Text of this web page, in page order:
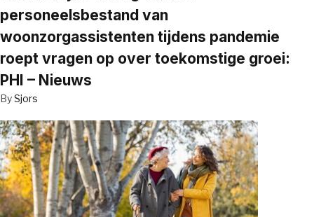
personeelsbestand van
woonzorgassistenten tijdens pandemie
roept vragen op over toekomstige groei:
PHI – Nieuws
BySjors